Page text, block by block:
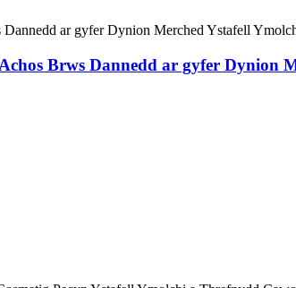
Brws Dannedd ar gyfer Dynion